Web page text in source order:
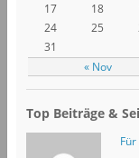
« Nov
17
18
24
25
31
Top Beiträge &